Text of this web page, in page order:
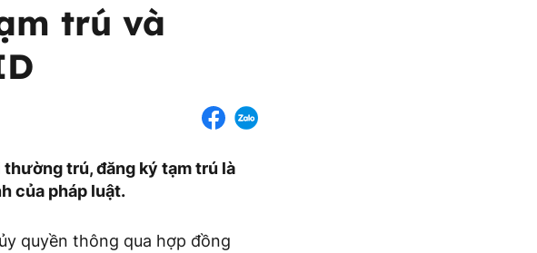
trú và
trú, đăng ký tạm trú là
của pháp luật.
quyền thông qua hợp đồng